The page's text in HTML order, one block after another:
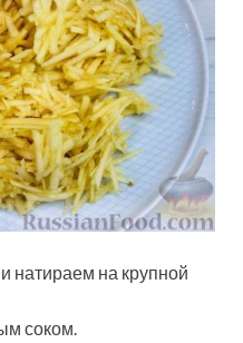
натираем на крупной
соком.